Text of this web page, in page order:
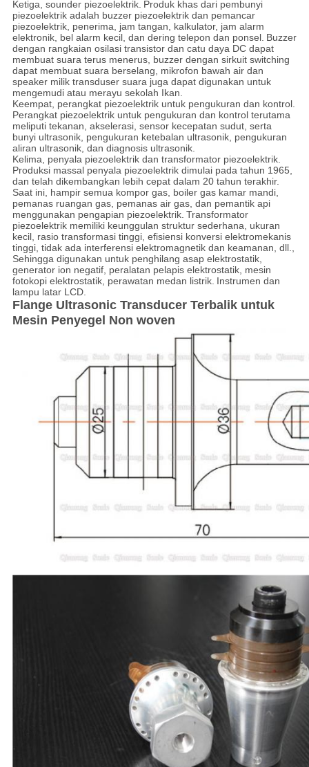
Ketiga, sounder piezoelektrik. Produk khas dari pembunyi
piezoelektrik adalah buzzer piezoelektrik dan pemancar
piezoelektrik, penerima, jam tangan, kalkulator, jam alarm
elektronik, bel alarm kecil, dan dering telepon dan ponsel. Buzzer
dengan rangkaian osilasi transistor dan catu daya DC dapat
membuat suara terus menerus, buzzer dengan sirkuit switching
dapat membuat suara berselang, mikrofon bawah air dan
speaker milik transduser suara juga dapat digunakan untuk
mengemudi atau merayu sekolah Ikan.
Keempat, perangkat piezoelektrik untuk pengukuran dan kontrol.
Perangkat piezoelektrik untuk pengukuran dan kontrol terutama
meliputi tekanan, akselerasi, sensor kecepatan sudut, serta
bunyi ultrasonik, pengukuran ketebalan ultrasonik, pengukuran
aliran ultrasonik, dan diagnosis ultrasonik.
Kelima, penyala piezoelektrik dan transformator piezoelektrik.
Produksi massal penyala piezoelektrik dimulai pada tahun 1965,
dan telah dikembangkan lebih cepat dalam 20 tahun terakhir.
Saat ini, hampir semua kompor gas, boiler gas kamar mandi,
pemanas ruangan gas, pemanas air gas, dan pemantik api
menggunakan pengapian piezoelektrik. Transformator
piezoelektrik memiliki keunggulan struktur sederhana, ukuran
kecil, rasio transformasi tinggi, efisiensi konversi elektromekanis
tinggi, tidak ada interferensi elektromagnetik dan keamanan, dll.,
Sehingga digunakan untuk penghilang asap elektrostatik,
generator ion negatif, peralatan pelapis elektrostatik, mesin
fotokopi elektrostatik, perawatan medan listrik. Instrumen dan
lampu latar LCD.
Flange Ultrasonic Transducer Terbalik untuk
Mesin Penyegel Non woven